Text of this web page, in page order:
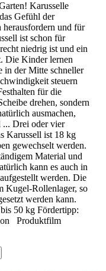
Karusselle
Gefühl der
herausfordern und für
ist schon für
niedrig ist und ein
Die Kinder lernen
in der Mitte schneller
steuern
für die
drehen, sondern
ausmachen,
... Drei oder vier
Karussell ist 18 kg
gewechselt werden.
Material und
kann es auch in
werden. Die
Kugel-Rollenlager, so
werden kann.
50 kg Fördertipp:
Produktfilm